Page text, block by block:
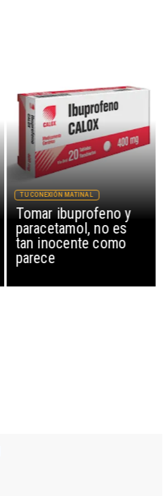
Tomar ibuprofeno y
paracetamol, no es
tan inocente como
parece
TU CONEXIÓN MATINAL